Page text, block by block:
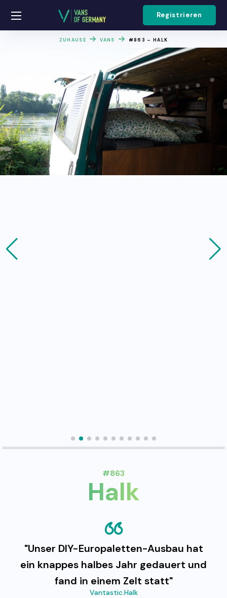
Registrieren
ZUHAUSE VANS #863 – HALK
#863
Halk
"Unser DIY-Europaletten-Ausbau hat
ein knappes halbes Jahr gedauert und
fand in einem Zelt statt"
Vantastic.Halk